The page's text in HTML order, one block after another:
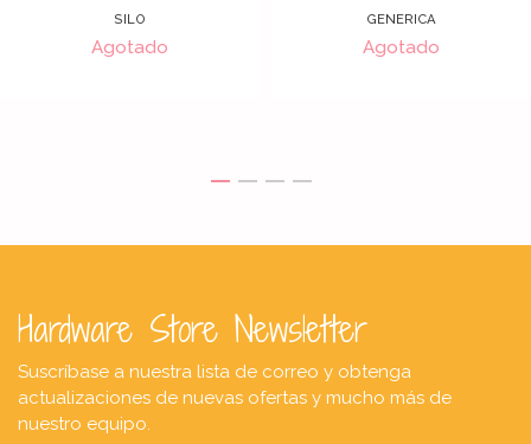
SILO
Agotado
GENERICA
Agotado
Hardware Store Newsletter
Suscríbase a nuestra lista de correo y obtenga
actualizaciones de nuevas ofertas y mucho más de
nuestro equipo.